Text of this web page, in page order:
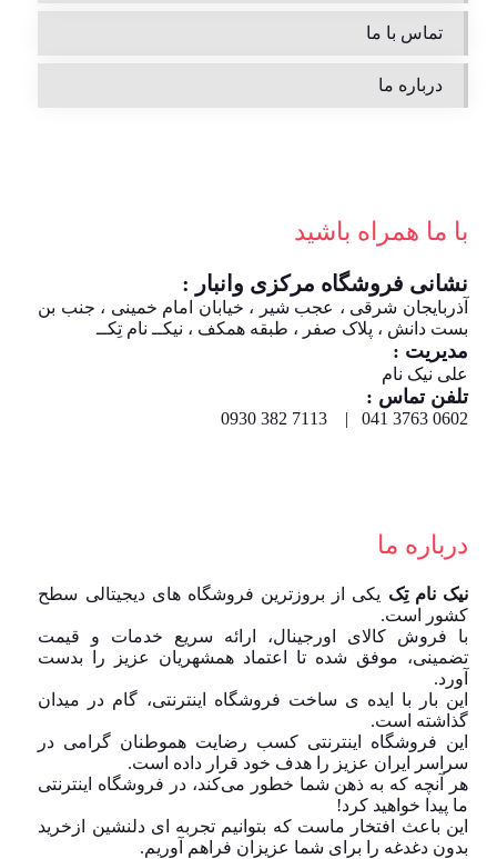
تماس با ما
درباره ما
با ما همراه باشید
نشانی فروشگاه مرکزی وانبار :
آذربایجان شرقی ، عجب شیر ، خیابان امام خمینی ، جنب بن
بست دانش ، پلاک صفر ، طبقه همکف ، نیکــ نام تِکــ
مدیریت :
علی نیک نام
تلفن تماس :
0602 3763 041 | 7113 382 0930
درباره ما
نیک نام تِک یکی از بروزترین فروشگاه های دیجیتالی سطح
کشور است.
با فروش کالای اورجینال، ارائه سریع خدمات و قیمت
تضمینی، موفق شده تا اعتماد همشهریان عزیز را بدست
آورد.
این بار با ایده ی ساخت فروشگاه اینترنتی، گام در میدان
گذاشته است.
این فروشگاه اینترنتی کسب رضایت هموطنان گرامی در
سراسر ایران عزیز را هدف خود قرار داده است.
هر آنچه که به ذهن شما خطور می‌کند، در فروشگاه اینترنتی
ما پیدا خواهید کرد!
این باعث افتخار ماست که بتوانیم تجربه ای دلنشین ازخرید
بدون دغدغه را برای شما عزیزان فراهم آوریم.